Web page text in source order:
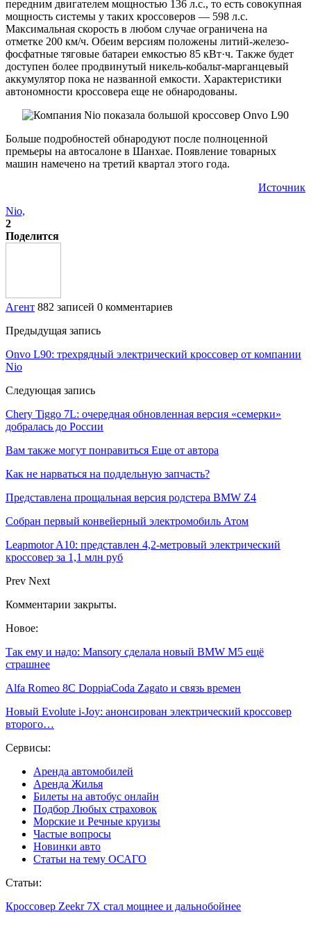
передним двигателем мощностью 136 л.с., то есть совокупная
мощность системы у таких кроссоверов — 598 л.с.
Максимальная скорость в любом случае ограничена на
отметке 200 км/ч. Обеим версиям положены литий-железо-
фосфатные тяговые батареи емкостью 85 кВт·ч. Также будет
доступен более продвинутый никель-кобальт-марганцевый
аккумулятор пока не названной емкости. Характеристики
автономности кроссовера еще не обнародованы.
Больше подробностей обнародуют после полноценной
премьеры на автосалоне в Шанхае. Появление товарных
машин намечено на третий квартал этого года.
Источник
Nio,
2
Поделится
Агент 882 записей 0 комментариев
Предыдущая запись
Onvo L90: трехрядный электрический кроссовер от компании
Nio
Следующая запись
Chery Tiggo 7L: очередная обновленная версия «семерки»
добралась до России
Вам также могут понравиться Еще от автора
Как не нарваться на поддельную запчасть?
Представлена прощальная версия родстера BMW Z4
Собран первый конвейерный электромобиль Атом
Leapmotor A10: представлен 4,2-метровый электрический
кроссовер за 1,1 млн руб
Prev Next
Комментарии закрыты.
Новое:
Так ему и надо: Mansory сделала новый BMW M5 ещё
страшнее
Alfa Romeo 8C DoppiaCoda Zagato и связь времен
Новый Evolute i-Joy: анонсирован электрический кроссовер
второго…
Сервисы:
Аренда автомобилей
Аренда Жилья
Билеты на автобус онлайн
Подбор Любых страховок
Морские и Речные круизы
Частые вопросы
Новинки авто
Статьи на тему ОСАГО
Статьи:
Кроссовер Zeekr 7X стал мощнее и дальнобойнее